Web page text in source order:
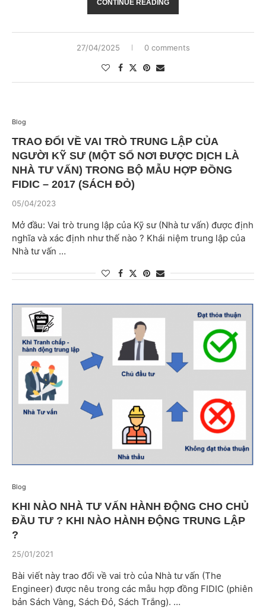
CONTINUE READING
27/04/2025 0 comments
Blog
TRAO ĐỔI VỀ VAI TRÒ TRUNG LẬP CỦA
NGƯỜI KỸ SƯ (MỘT SỐ NƠI ĐƯỢC DỊCH LÀ
NHÀ TƯ VẤN) TRONG BỘ MẪU HỢP ĐỒNG
FIDIC – 2017 (SÁCH ĐỎ)
05/04/2023
Mở đầu: Vai trò trung lập của Kỹ sư (Nhà tư vấn) được định
nghĩa và xác định như thế nào ? Khái niệm trung lập của
Nhà tư vấn …
Blog
KHI NÀO NHÀ TƯ VẤN HÀNH ĐỘNG CHO CHỦ
ĐẦU TƯ ? KHI NÀO HÀNH ĐỘNG TRUNG LẬP
?
25/01/2021
Bài viết này trao đổi về vai trò của Nhà tư vấn (The
Engineer) được nêu trong các mẫu hợp đồng FIDIC (phiên
bản Sách Vàng, Sách Đỏ, Sách Trắng). …